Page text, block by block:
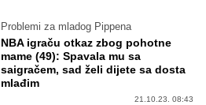
Problemi za mladog Pippena
NBA igraču otkaz zbog pohotne
mame (49): Spavala mu sa
saigračem, sad želi dijete sa dosta
mlađim
21.10.23. 08:43